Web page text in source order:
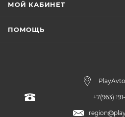
МОЙ КАБИНЕТ
ПОМОЩЬ
+7(963)